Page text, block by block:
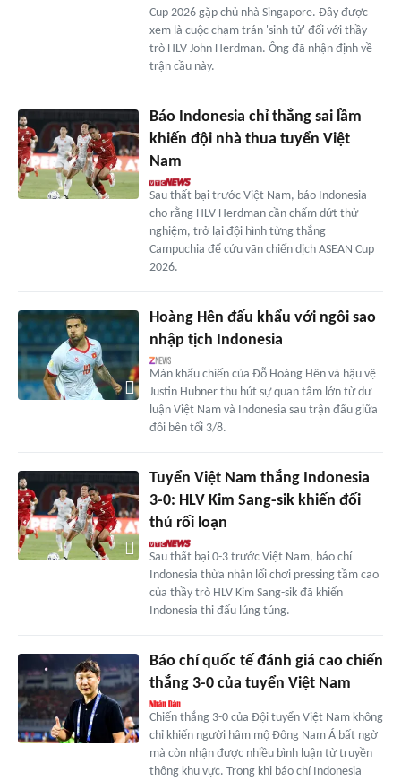
Cup 2026 gặp chủ nhà Singapore. Đây được
xem là cuộc chạm trán 'sinh tử' đối với thầy
trò HLV John Herdman. Ông đã nhận định về
trận cầu này.
Báo Indonesia chỉ thẳng sai lầm
khiến đội nhà thua tuyển Việt
Nam
Sau thất bại trước Việt Nam, báo Indonesia
cho rằng HLV Herdman cần chấm dứt thử
nghiệm, trở lại đội hình từng thắng
Campuchia để cứu vãn chiến dịch ASEAN Cup
2026.
Hoàng Hên đấu khẩu với ngôi sao
nhập tịch Indonesia
Màn khẩu chiến của Đỗ Hoàng Hên và hậu vệ
Justin Hubner thu hút sự quan tâm lớn từ dư
luận Việt Nam và Indonesia sau trận đấu giữa
đôi bên tối 3/8.
Tuyển Việt Nam thắng Indonesia
3-0: HLV Kim Sang-sik khiến đối
thủ rối loạn
Sau thất bại 0-3 trước Việt Nam, báo chí
Indonesia thừa nhận lối chơi pressing tầm cao
của thầy trò HLV Kim Sang-sik đã khiến
Indonesia thi đấu lúng túng.
Báo chí quốc tế đánh giá cao chiến
thắng 3-0 của tuyển Việt Nam
Chiến thắng 3-0 của Đội tuyển Việt Nam không
chỉ khiến người hâm mộ Đông Nam Á bất ngờ
mà còn nhận được nhiều bình luận từ truyền
thông khu vực. Trong khi báo chí Indonesia